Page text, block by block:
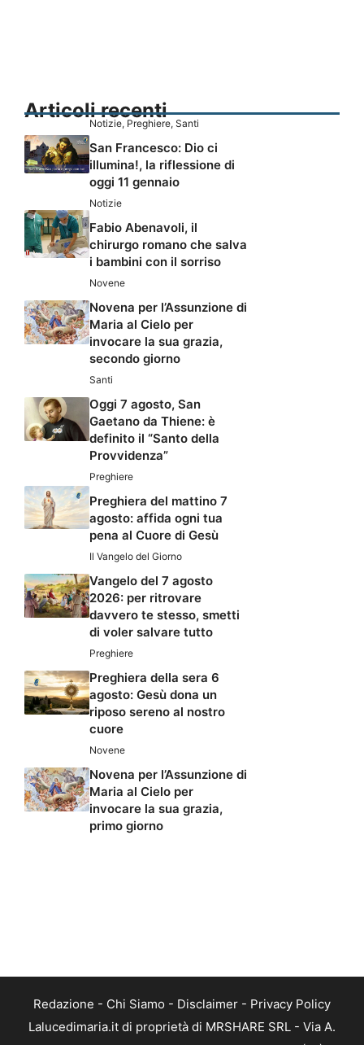
Articoli recenti
Notizie, Preghiere, Santi
San Francesco: Dio ci
illumina!, la riflessione di
oggi 11 gennaio
Notizie
Fabio Abenavoli, il
chirurgo romano che salva
i bambini con il sorriso
Novene
Novena per l’Assunzione di
Maria al Cielo per
invocare la sua grazia,
secondo giorno
Santi
Oggi 7 agosto, San
Gaetano da Thiene: è
definito il “Santo della
Provvidenza”
Preghiere
Preghiera del mattino 7
agosto: affida ogni tua
pena al Cuore di Gesù
Il Vangelo del Giorno
Vangelo del 7 agosto
2026: per ritrovare
davvero te stesso, smetti
di voler salvare tutto
Preghiere
Preghiera della sera 6
agosto: Gesù dona un
riposo sereno al nostro
cuore
Novene
Novena per l’Assunzione di
Maria al Cielo per
invocare la sua grazia,
primo giorno
Redazione - Chi Siamo - Disclaimer - Privacy Policy
Lalucedimaria.it di proprietà di MRSHARE SRL - Via A.